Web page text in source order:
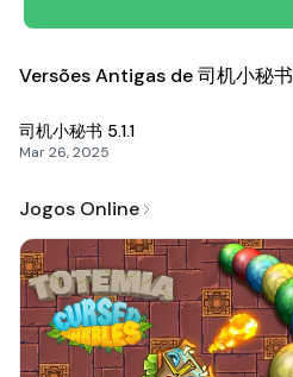
Versões Antigas de 司机小秘书
司机小秘书 5.1.1
Mar 26, 2025
Jogos Online